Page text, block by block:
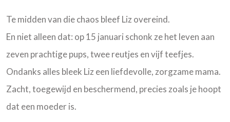
Te midden van die chaos bleef Liz overeind.
En niet alleen dat: op 15 januari schonk ze het leven aan
zeven prachtige pups, twee reutjes en vijf teefjes.
Ondanks alles bleek Liz een liefdevolle, zorgzame mama.
Zacht, toegewijd en beschermend, precies zoals je hoopt
dat een moeder is.